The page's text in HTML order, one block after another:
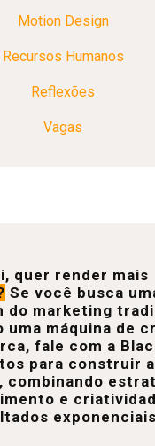
Motion Design
Recursos Humanos
Reflexões
Vagas
quer render mais
Se você busca
do marketing
uma máquina de
fale com a
para construir
combinando
e